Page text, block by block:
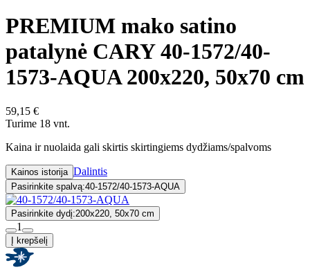
PREMIUM mako satino
patalynė CARY 40-1572/40-
1573-AQUA 200x220, 50x70 cm
59,15 €
Turime 18 vnt.
Kaina ir nuolaida gali skirtis skirtingiems dydžiams/spalvoms
Kainos istorija Dalintis
Pasirinkite spalvą:40-1572/40-1573-AQUA
Pasirinkite dydį:200x220, 50x70 cm
1
Į krepšelį